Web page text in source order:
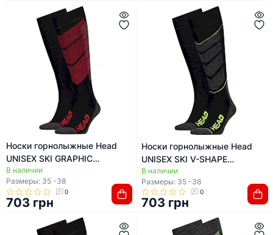
Носки горнолыжные Head
UNISEX SKI GRAPHIC
KNEEHIGH 2PPK
В наличии
Размеры: 35 -38
0
703 грн
Носки горнолыжные Head
UNISEX SKI V-SHAPE
KNEEHIGH 2PPK
В наличии
Размеры: 35 -38
0
703 грн